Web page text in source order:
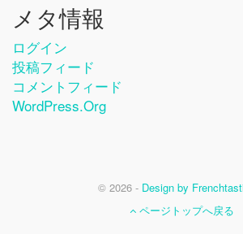
メタ情報
ログイン
投稿フィード
コメントフィード
WordPress.org
© 2026 - Design by
ページトップへ戻る